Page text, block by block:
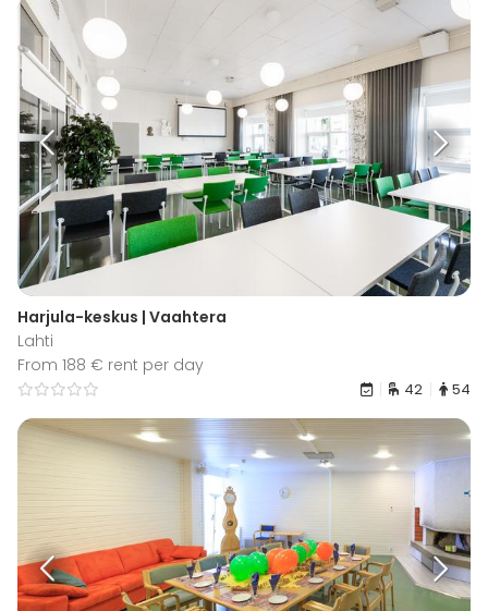
Harjula-keskus | Vaahtera
Lahti
From 188 € rent per day
42 54